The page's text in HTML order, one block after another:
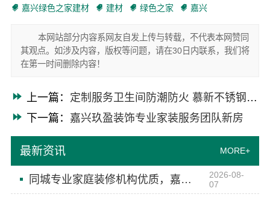
嘉兴绿色之家建材 建材 绿色之家 嘉兴
本网站部分内容系网友自发上传与转载，不代表本网赞同
其观点。如涉及内容，版权等问题，请在30日内联系，我们将
在第一时间删除内容！
上一篇： 定制服务卫生间防潮防火 慕新不锈钢卫生间解决方案
下一篇： 嘉兴玖盈装饰专业家装服务团队新房
最新资讯 MORE+
同城专业家庭装修机构优质，嘉兴绿色之家建材科技有限公司
2026-08-
07